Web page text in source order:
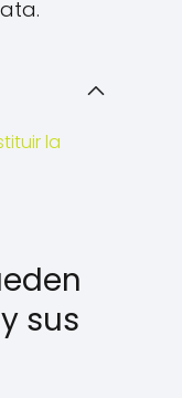
la
sus